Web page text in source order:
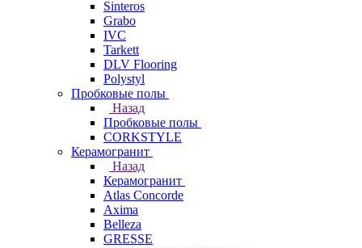
Sinteros
Grabo
IVC
Tarkett
DLV Flooring
Polystyl
Пробковые полы
Назад
Пробковые полы
CORKSTYLE
Керамогранит
Назад
Керамогранит
Atlas Concorde
Axima
Belleza
GRESSE